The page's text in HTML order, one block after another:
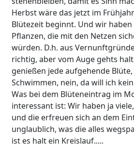
Herbst wäre das jetzt im
Blütezeit beginnt. Und wir
Pflanzen, die mit den Netzen
würden. D.h. aus
richtig, aber vom Auge gehts
genießen jede aufgehende
Schwimmen, nein, da will ich
Was bei dem Blüteneintrag im
interessant ist: Wir haben ja
und die erfreuen sich an dem
unglaublich, was die alles
ist es halt ein Kreislauf.....